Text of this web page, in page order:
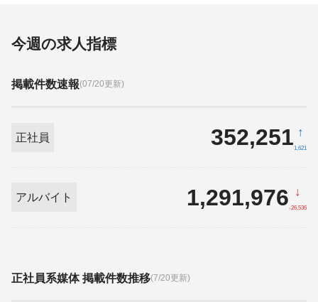
今週の求人指標
掲載件数速報(07/20更新)
正社員 352,251 ↑
1,621
アルバイト 1,291,976 ↓
-26,536
正社員系媒体 掲載件数推移(7/20更新)